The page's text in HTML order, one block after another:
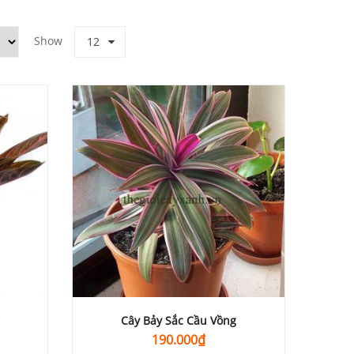
Show 12
Cây Bảy Sắc Cầu Vồng
190.000₫